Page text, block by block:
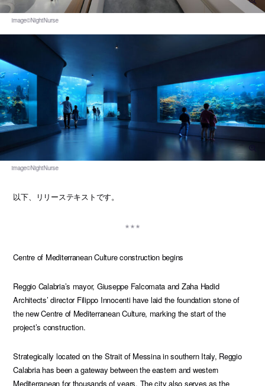
以下、リリーステキストです。
Centre of Mediterranean Culture construction begins
Reggio Calabria’s mayor, Giuseppe Falcomata and Zaha Hadid
Architects’ director Filippo Innocenti have laid the foundation stone of
the new Centre of Mediterranean Culture, marking the start of the
project’s construction.
Strategically located on the Strait of Messina in southern Italy, Reggio
Calabria has been a gateway between the eastern and western
Mediterranean for thousands of years. The city also serves as the